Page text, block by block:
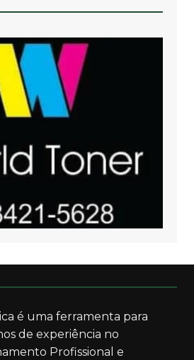
é uma ferramenta para
de experiência no
Profissional e